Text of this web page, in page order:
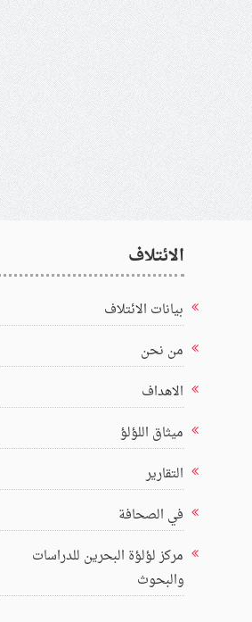
الائتلاف
بيانات الائتلاف
من نحن
الاهداف
ميثاق اللؤلؤ
التقارير
في الصحافة
مركز لؤلؤة البحرين للدراسات
والبحوث